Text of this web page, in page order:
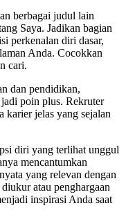
berbagai judul lain
Saya. Jadikan bagian
perkenalan diri dasar,
Anda. Cocokkan
cari.
dan pendidikan,
poin plus. Rekruter
karier jelas yang sejalan
diri yang terlihat unggul
mencantumkan
yang relevan dengan
atau penghargaan
inspirasi Anda saat